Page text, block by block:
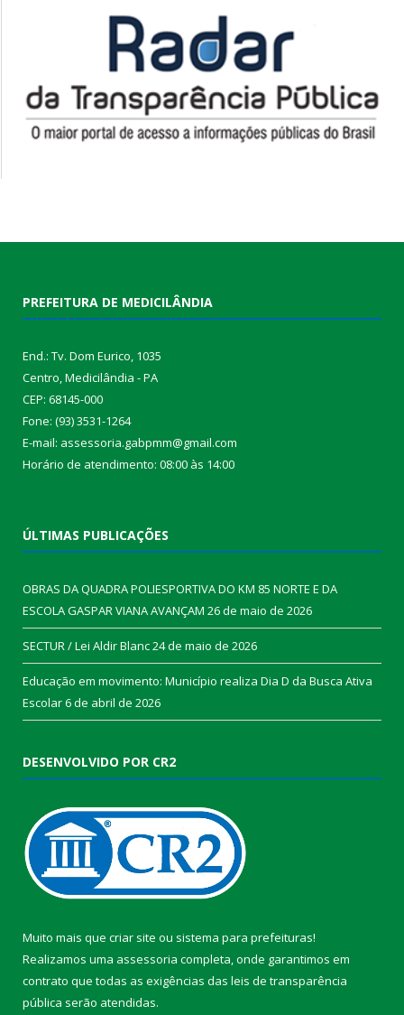
PREFEITURA DE MEDICILÂNDIA
End.: Tv. Dom Eurico, 1035
Centro, Medicilândia - PA
CEP: 68145-000
Fone: (93) 3531-1264
E-mail: assessoria.gabpmm@gmail.com
Horário de atendimento: 08:00 às 14:00
ÚLTIMAS PUBLICAÇÕES
OBRAS DA QUADRA POLIESPORTIVA DO KM 85 NORTE E DA
ESCOLA GASPAR VIANA AVANÇAM 26 de maio de 2026
SECTUR / Lei Aldir Blanc24 de maio de 2026
Educação em movimento: Município realiza Dia D da Busca Ativa
Escolar6 de abril de 2026
DESENVOLVIDO POR CR2
Muito mais que criar site ou sistema para prefeituras!
Realizamos uma assessoria completa, onde garantimos em
contrato que todas as exigências das leis de transparência
pública serão atendidas.